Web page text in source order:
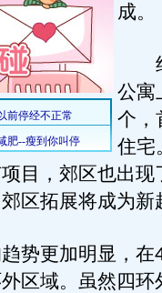
成。
纯
公寓
个，
住宅
目，郊区也出现
区拓展将成为新
更加明显，在
区域。虽然四环